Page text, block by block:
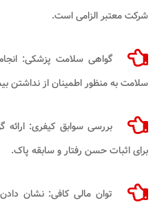
شرکت معتبر الزامی است.
گواهی سلامت پزشکی:
سلامت به منظور اطمینان از نداشتن
بررسی سوابق کیفری:
برای اثبات حسن رفتار و سابقه پاک.
توان مالی کافی: نشان